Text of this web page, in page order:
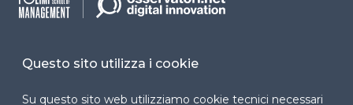
Facebook LinkedIn
Questo sito utilizza i cookie
Su questo sito web utilizziamo cookie tecnici necessari